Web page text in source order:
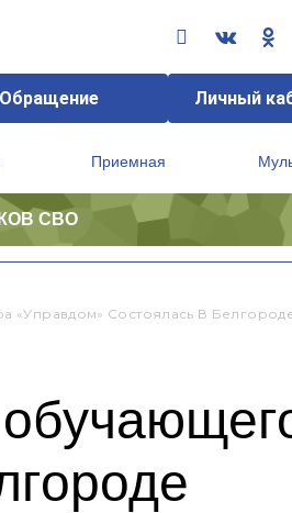
Обращение Личный
Приемная
СВО
«Управдом» Состоялась В